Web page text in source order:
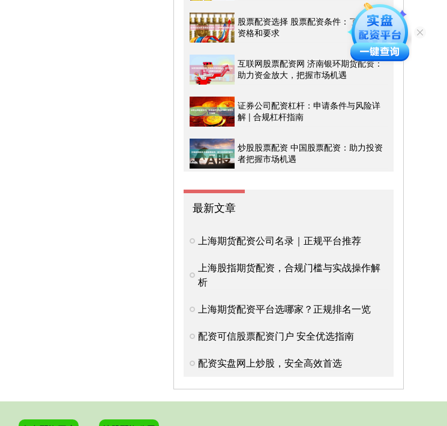
股票配资选择 股票配资条件：了解申请
资格和要求
互联网股票配资网 济南银环期货配资：
助力资金放大，把握市场机遇
证券公司配资杠杆：申请条件与风险详
解 | 合规杠杆指南
炒股股票配资 中国股票配资：助力投资
者把握市场机遇
最新文章
上海期货配资公司名录｜正规平台推荐
上海股指期货配资，合规门槛与实战操作解
析
上海期货配资平台选哪家？正规排名一览
配资可信股票配资门户 安全优选指南
配资实盘网上炒股，安全高效首选